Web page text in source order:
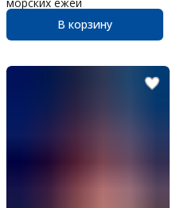
В корзину